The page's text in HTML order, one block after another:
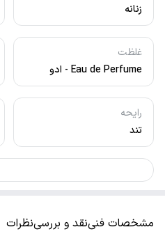
زنانه
غلظت
Eau de Perfume - ادو
پرفیوم
رایحه
تند
مشخصات فنینقد و بررسینظرات